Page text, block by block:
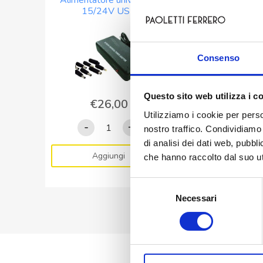
Consenso
Questo sito web utilizza i
Utilizziamo i cookie per
nostro traffico.
di analisi dei dati web,
che hanno raccolto dal suo
Necessari
15/24V USB
€26,00
-
Alimentatore
universale
15/24V
USB
+
Aggiungi
Long Life12V
€42,50
-
Batteria
al
FIAMM
quantità